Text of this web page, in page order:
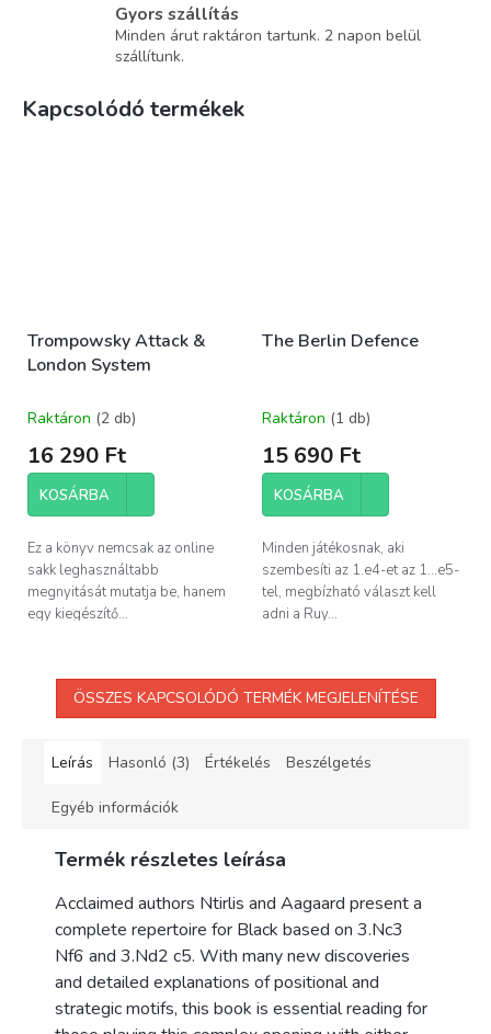
Gyors szállítás
Minden árut raktáron tartunk. 2 napon belül
szállítunk.
Kapcsolódó termékek
Trompowsky Attack &
London System
Raktáron (2 db)
16 290 Ft
KOSÁRBA
Ez a könyv nemcsak az online
sakk leghasználtabb
megnyitását mutatja be, hanem
egy kiegészítő...
The Berlin Defence
Raktáron (1 db)
15 690 Ft
KOSÁRBA
Minden játékosnak, aki
szembesíti az 1.e4-et az 1...e5-
tel, megbízható választ kell
adni a Ruy...
ÖSSZES KAPCSOLÓDÓ TERMÉK MEGJELENÍTÉSE
Leírás Hasonló (3) Értékelés Beszélgetés
Egyéb információk
Termék részletes leírása
Acclaimed authors Ntirlis and Aagaard present a
complete repertoire for Black based on 3.Nc3
Nf6 and 3.Nd2 c5. With many new discoveries
and detailed explanations of positional and
strategic motifs, this book is essential reading for